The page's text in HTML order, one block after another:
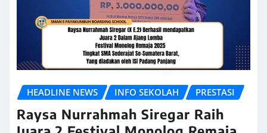
HEADLINE NEWS INFO SEKOLAH PRESTASI
Raysa Nurrahmah Siregar Raih